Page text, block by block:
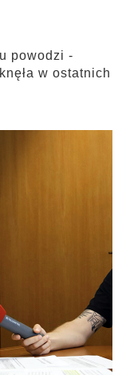
powodzi -
w ostatnich